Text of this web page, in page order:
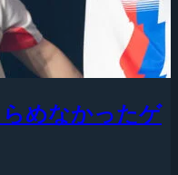
めなかったゲ